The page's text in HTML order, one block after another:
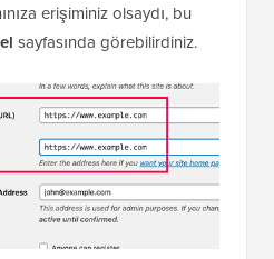
erişiminiz olsaydı, bu
sayfasında görebilirdiniz.